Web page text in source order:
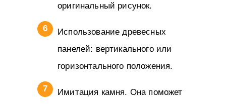
оригинальный рисунок.
Использование древесных
панелей: вертикального или
горизонтального положения.
Имитация камня. Она поможет